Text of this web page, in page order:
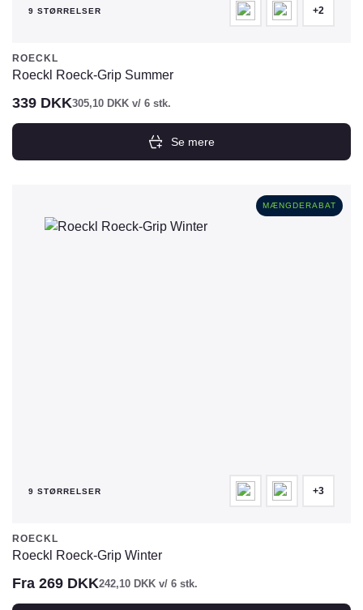
9 STØRRELSER +2
ROECKL
Roeckl Roeck-Grip Summer
339 DKK305,10 DKK v/ 6 stk.
Se mere
9 STØRRELSER +3
MÆNGDERABAT
ROECKL
Roeckl Roeck-Grip Winter
Fra 269 DKK242,10 DKK v/ 6 stk.